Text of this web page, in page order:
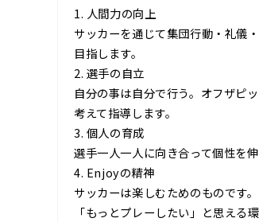
1. 人間力の向上
サッカーを通じて集団行動・礼儀
目指します。
2. 選手の自立
自分の事は自分で行う。オフザピ
考えて指導します。
3. 個人の育成
選手一人一人に向き合って個性を
4. Enjoyの精神
サッカーは楽しむためのものです
「もっとプレーしたい」と思える